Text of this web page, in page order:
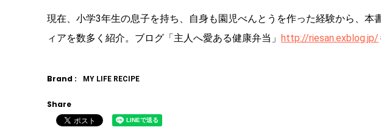
現在、小学3年生の息子を持ち、自身も園児べんとうを作った経験から、本
ィアを数多く紹介。ブログ「主人へ愛ある健康弁当」 http://riesan.exblog.jp/
Brand : MY LIFE RECIPE
Share